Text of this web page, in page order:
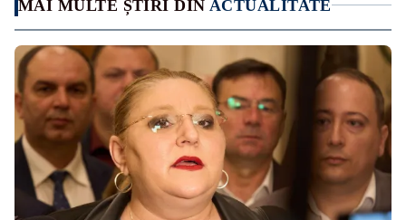
MAI MULTE ȘTIRI DIN ACTUALITATE